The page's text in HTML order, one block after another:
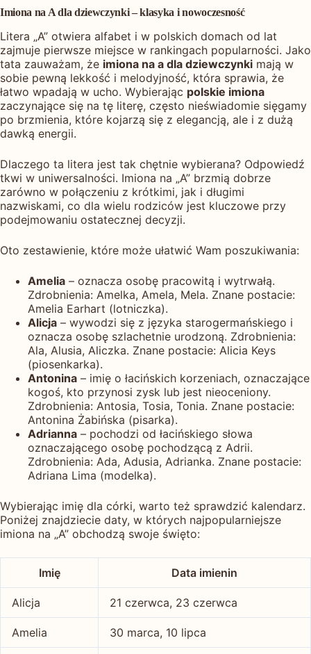
Imiona na A dla dziewczynki – klasyka i nowoczesność
Litera „A” otwiera alfabet i w polskich domach od lat
zajmuje pierwsze miejsce w rankingach popularności. Jako
tata zauważam, że imiona na a dla dziewczynki mają w
sobie pewną lekkość i melodyjność, która sprawia, że
łatwo wpadają w ucho. Wybierając polskie imiona
zaczynające się na tę literę, często nieświadomie sięgamy
po brzmienia, które kojarzą się z elegancją, ale i z dużą
dawką energii.
Dlaczego ta litera jest tak chętnie wybierana? Odpowiedź
tkwi w uniwersalności. Imiona na „A” brzmią dobrze
zarówno w połączeniu z krótkimi, jak i długimi
nazwiskami, co dla wielu rodziców jest kluczowe przy
podejmowaniu ostatecznej decyzji.
Oto zestawienie, które może ułatwić Wam poszukiwania:
Amelia – oznacza osobę pracowitą i wytrwałą.
Zdrobnienia: Amelka, Amela, Mela. Znane postacie:
Amelia Earhart (lotniczka).
Alicja – wywodzi się z języka starogermańskiego i
oznacza osobę szlachetnie urodzoną. Zdrobnienia:
Ala, Alusia, Aliczka. Znane postacie: Alicia Keys
(piosenkarka).
Antonina – imię o łacińskich korzeniach, oznaczające
kogoś, kto przynosi zysk lub jest nieoceniony.
Zdrobnienia: Antosia, Tosia, Tonia. Znane postacie:
Antonina Żabińska (pisarka).
Adrianna – pochodzi od łacińskiego słowa
oznaczającego osobę pochodzącą z Adrii.
Zdrobnienia: Ada, Adusia, Adrianka. Znane postacie:
Adriana Lima (modelka).
Wybierając imię dla córki, warto też sprawdzić kalendarz.
Poniżej znajdziecie daty, w których najpopularniejsze
imiona na „A” obchodzą swoje święto:
Imię Data imienin
Alicja 21 czerwca, 23 czerwca
Amelia 30 marca, 10 lipca